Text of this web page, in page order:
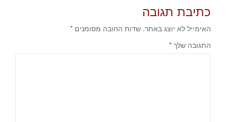
כתיבת תגובה
האימייל לא יוצג באתר. שדות החובה מסומנים *
התגובה שלך *